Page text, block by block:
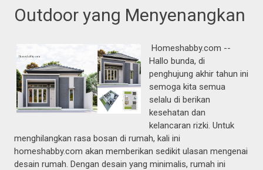
Outdoor yang Menyenangkan
Homeshabby.com --
Hallo bunda, di
penghujung akhir tahun ini
semoga kita semua
selalu di berikan
kesehatan dan
kelancaran rizki. Untuk
menghilangkan rasa bosan di rumah, kali ini
homeshabby.com akan memberikan sedikit ulasan mengenai
desain rumah. Dengan desain yang minimalis, rumah ini